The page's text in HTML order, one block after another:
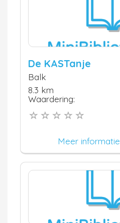
De KASTanje
Balk
8.3 km
Waardering:
Meer informatie